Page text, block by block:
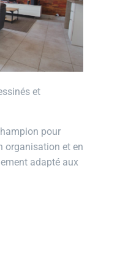
et
pour
organisation et en
adapté aux